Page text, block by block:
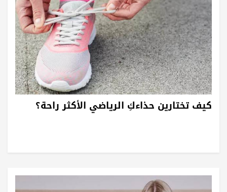
كيف تختارين حذاءكِ الرياضي الأكثر راحة؟